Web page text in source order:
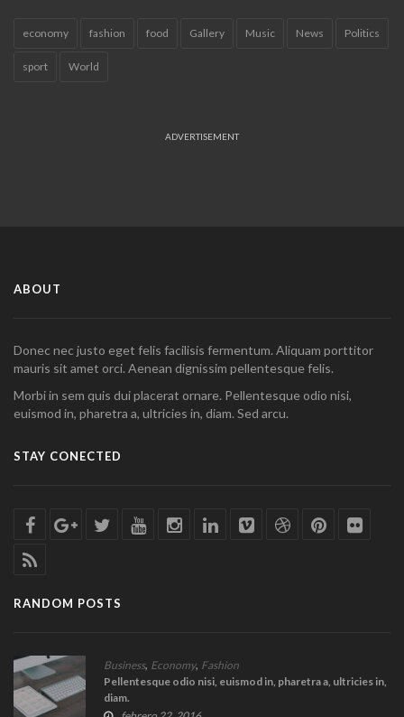
economy fashion food Gallery Music News Politics
sport World
ADVERTISEMENT
ABOUT
Donec nec justo eget felis facilisis fermentum. Aliquam porttitor
mauris sit amet orci. Aenean dignissim pellentesque felis.
Morbi in sem quis dui placerat ornare. Pellentesque odio nisi,
euismod in, pharetra a, ultricies in, diam. Sed arcu.
STAY CONECTED
RANDOM POSTS
Business, Economy, Fashion
Pellentesque odio nisi, euismod in, pharetra a, ultricies in,
diam.